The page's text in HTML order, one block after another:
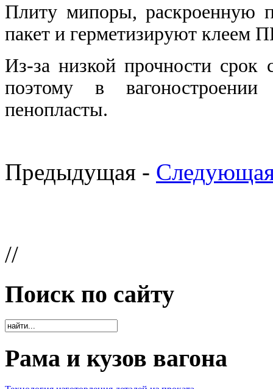
Плиту мипоры, раскроенную
пакет и герметизируют клеем
Из-за низкой прочности срок
поэтому в
пенопласты.
Предыдущая -
//
Поиск по сайту
Рама и кузов вагона